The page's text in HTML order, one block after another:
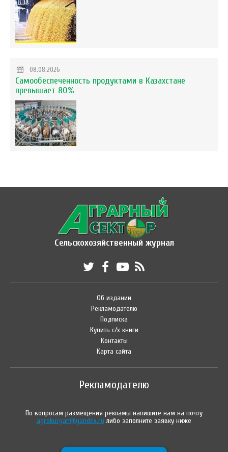
08.08.2026
Самообеспеченность продуктами в Казахстане
превышает 80%
Сельскохозяйственный журнал
Об издании
Рекламодателю
Подписка
Купить с/х книги
Контакты
Карта сайта
Рекламодателю
По вопросам размещения рекламы напишите нам на почту
agrokurgan@yandex.ru либо заполните заявку ниже